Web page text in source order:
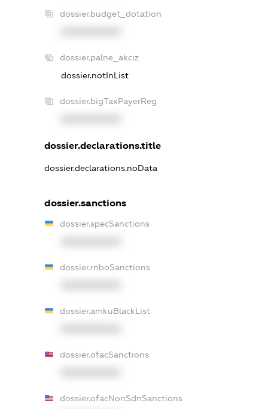
dossier.budget_dotation
dossier.palne_akciz
dossier.notInList
dossier.bigTaxPayerReg
dossier.declarations.title
dossier.declarations.noData
dossier.sanctions
dossier.specSanctions
dossier.rnboSanctions
dossier.amkuBlackList
dossier.ofacSanctions
dossier.ofacNonSdnSanctions